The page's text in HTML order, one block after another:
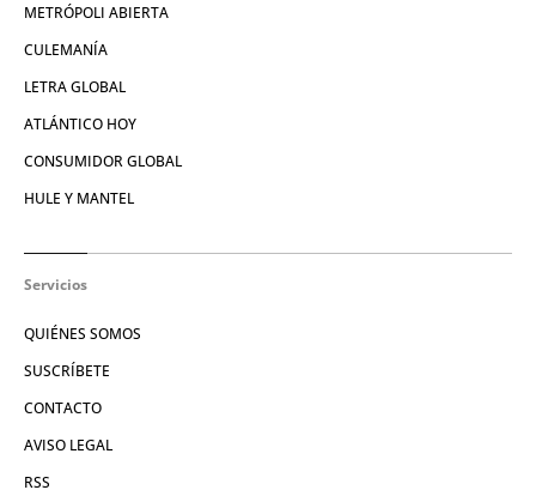
METRÓPOLI ABIERTA
CULEMANÍA
LETRA GLOBAL
ATLÁNTICO HOY
CONSUMIDOR GLOBAL
HULE Y MANTEL
Servicios
QUIÉNES SOMOS
SUSCRÍBETE
CONTACTO
AVISO LEGAL
RSS